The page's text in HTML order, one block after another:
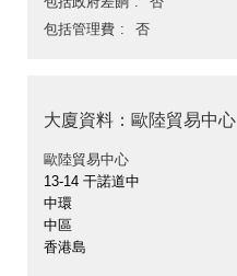
包括管理費
否
大廈資料：歐陸貿易中心
歐陸貿易中心
13-14 干諾道中
中環
中區
香港島